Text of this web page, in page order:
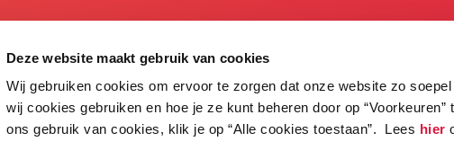
Deze website maakt gebruik van cookies
Wij gebruiken cookies om ervoor te zorgen dat onze website zo
wij cookies gebruiken en hoe je ze kunt beheren door op
ons gebruik van cookies, klik je op “Alle cookies toestaan”. Lees hier